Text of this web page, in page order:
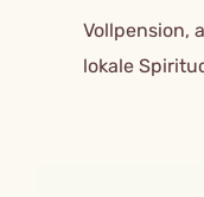
Vollpension,
lokale